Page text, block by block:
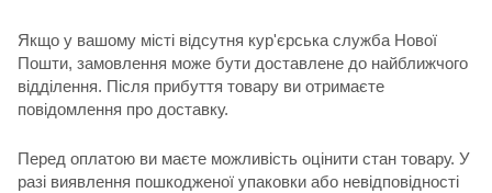
Якщо у вашому місті відсутня кур'єрська служба Нової
Пошти, замовлення може бути доставлене до найближчого
відділення. Після прибуття товару ви отримаєте
повідомлення про доставку.
Перед оплатою ви маєте можливість оцінити стан товару. У
разі виявлення пошкодженої упаковки або невідповідності